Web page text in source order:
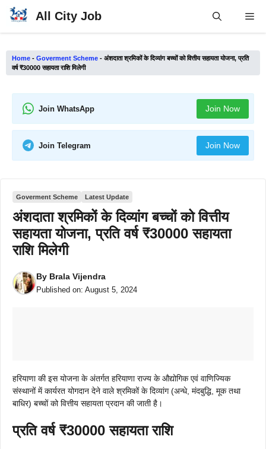
Skip
All City Job
Home - Goverment Scheme - अंशदाता श्रमिकों के दिव्यांग बच्चों को वित्तीय सहायता योजना, प्रति
वर्ष ₹30000 सहायता राशि मिलेगी
Join WhatsApp Join Now
Join Telegram Join Now
Goverment Scheme Latest Update
अंशदाता श्रमिकों के दिव्यांग बच्चों को वित्तीय
सहायता योजना, प्रति वर्ष ₹30000 सहायता
राशि मिलेगी
By Brala Vijendra
Published on: August 5, 2024
हरियाणा की इस योजना के अंतर्गत हरियाणा राज्य के औद्योगिक एवं वाणिज्यिक
संस्थानों में कार्यरत योगदान देने वाले श्रमिकों के दिव्यांग (अन्धे, मंदबुद्धि, मूक तथा
बाधिर) बच्चों को वित्तीय सहायता प्रदान की जाती है।
प्रति वर्ष ₹30000 सहायता राशि